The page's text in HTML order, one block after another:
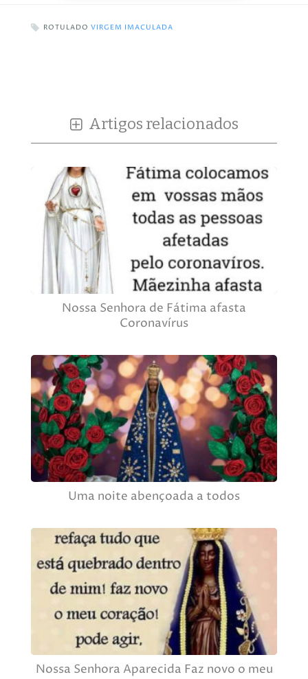
ROTULADO VIRGEM IMACULADA
Artigos relacionados
Nossa Senhora de Fátima afasta
Coronavírus
Uma noite abençoada a todos
Nossa Senhora Aparecida Faz novo o meu